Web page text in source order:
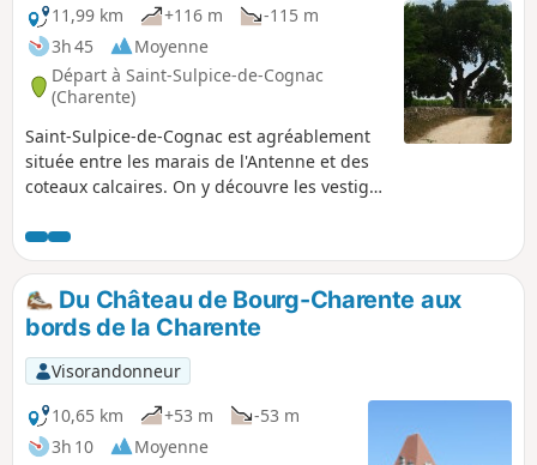
11,99 km
+116 m
-115 m
3h 45
Moyenne
Départ à Saint-Sulpice-de-Cognac
(Charente)
Saint-Sulpice-de-Cognac est agréablement
située entre les marais de l'Antenne et des
coteaux calcaires. On y découvre les vestiges
de fer départementaux. Cherves-Richemont
est baignée par l'Antenne et offre une
diversité de paysages imprévus. Le
patrimoine historique est riche: églises
romanes, Château Chesnel, moulins, logis...
Du Château de Bourg-Charente aux
bords de la Charente
Visorandonneur
10,65 km
+53 m
-53 m
3h 10
Moyenne